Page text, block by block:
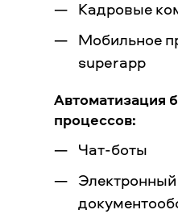
Кадровые
Мобильное
superapp
Автоматизация
процессов:
Чат-боты
Электронный